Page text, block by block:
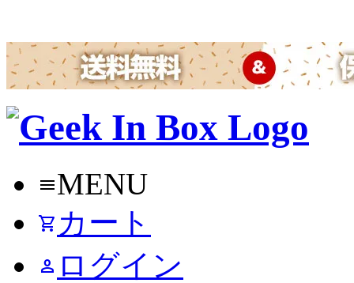
menuMENU
shopping_cart カート
person ログイン